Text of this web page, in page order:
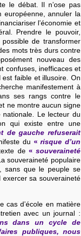
le débat. Il n’ose pas
européenne, annuler la
l’économie et
Prendre le pouvoir,
de transformer
mots très durs contre
nouveau des
confuses, inefficaces et
faible et illusoire. On
manifestement à
ses rangs contre le
ne montre aucun signe
nationale. Le lecteur du
qui existe entre une
de gauche refuserait
du «risque d’un
de «souveraineté
souveraineté populaire
sans que le peuple se
sa souveraineté
cas d’école en matière
avec un journal :
dans un cycle de
publiques, nous